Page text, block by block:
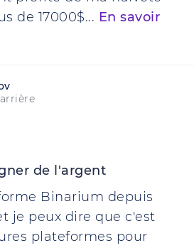
de 17000$... En savoir
de l'argent
Binarium depuis
je peux dire que c'est
plateformes pour